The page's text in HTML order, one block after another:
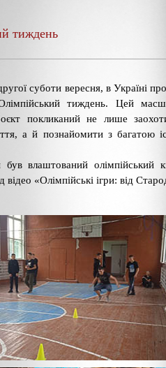
тиждень
суботи вересня, в Україні
тиждень. Цей
покликаний не лише
а й познайомити з багатою
був влаштований олімпійський
відео «Олімпійські ігри: від